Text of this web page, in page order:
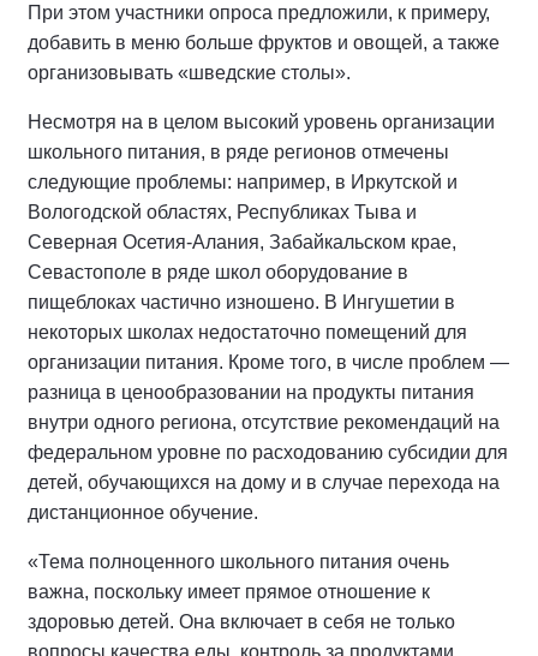
При этом участники опроса предложили, к примеру,
добавить в меню больше фруктов и овощей, а также
организовывать «шведские столы».
Несмотря на в целом высокий уровень организации
школьного питания, в ряде регионов отмечены
следующие проблемы: например, в Иркутской и
Вологодской областях, Республиках Тыва и
Северная Осетия-Алания, Забайкальском крае,
Севастополе в ряде школ оборудование в
пищеблоках частично изношено. В Ингушетии в
некоторых школах недостаточно помещений для
организации питания. Кроме того, в числе проблем —
разница в ценообразовании на продукты питания
внутри одного региона, отсутствие рекомендаций на
федеральном уровне по расходованию субсидии для
детей, обучающихся на дому и в случае перехода на
дистанционное обучение.
«Тема полноценного школьного питания очень
важна, поскольку имеет прямое отношение к
здоровью детей. Она включает в себя не только
вопросы качества еды, контроль за продуктами,